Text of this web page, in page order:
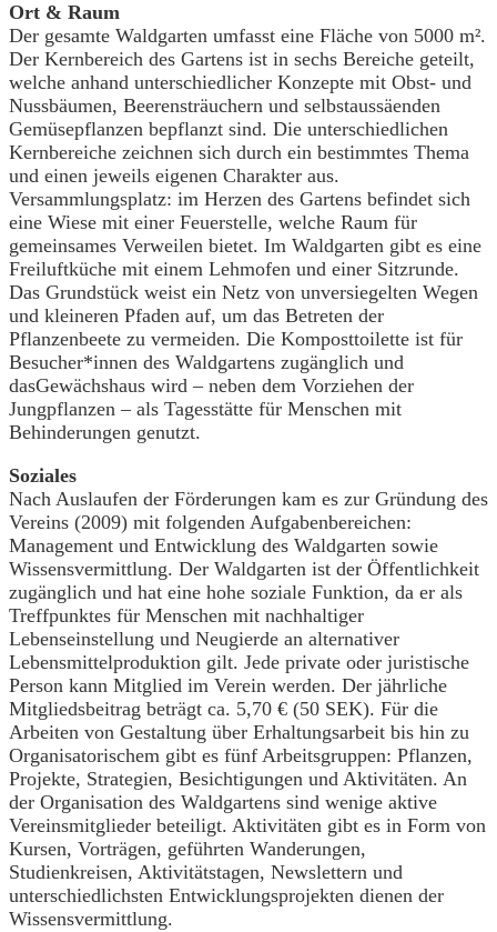
Ort & Raum
Der gesamte Waldgarten umfasst eine Fläche von 5000 m².
Der Kernbereich des Gartens ist in sechs Bereiche geteilt,
welche anhand unterschiedlicher Konzepte mit Obst- und
Nussbäumen, Beerensträuchern und selbstaussäenden
Gemüsepflanzen bepflanzt sind. Die unterschiedlichen
Kernbereiche zeichnen sich durch ein bestimmtes Thema
und einen jeweils eigenen Charakter aus.
Versammlungsplatz: im Herzen des Gartens befindet sich
eine Wiese mit einer Feuerstelle, welche Raum für
gemeinsames Verweilen bietet. Im Waldgarten gibt es eine
Freiluftküche mit einem Lehmofen und einer Sitzrunde.
Das Grundstück weist ein Netz von unversiegelten Wegen
und kleineren Pfaden auf, um das Betreten der
Pflanzenbeete zu vermeiden. Die Komposttoilette ist für
Besucher*innen des Waldgartens zugänglich und
dasGewächshaus wird – neben dem Vorziehen der
Jungpflanzen – als Tagesstätte für Menschen mit
Behinderungen genutzt.
Soziales
Nach Auslaufen der Förderungen kam es zur Gründung des
Vereins (2009) mit folgenden Aufgabenbereichen:
Management und Entwicklung des Waldgarten sowie
Wissensvermittlung. Der Waldgarten ist der Öffentlichkeit
zugänglich und hat eine hohe soziale Funktion, da er als
Treffpunktes für Menschen mit nachhaltiger
Lebenseinstellung und Neugierde an alternativer
Lebensmittelproduktion gilt. Jede private oder juristische
Person kann Mitglied im Verein werden. Der jährliche
Mitgliedsbeitrag beträgt ca. 5,70 € (50 SEK). Für die
Arbeiten von Gestaltung über Erhaltungsarbeit bis hin zu
Organisatorischem gibt es fünf Arbeitsgruppen: Pflanzen,
Projekte, Strategien, Besichtigungen und Aktivitäten. An
der Organisation des Waldgartens sind wenige aktive
Vereinsmitglieder beteiligt. Aktivitäten gibt es in Form von
Kursen, Vorträgen, geführten Wanderungen,
Studienkreisen, Aktivitätstagen, Newslettern und
unterschiedlichsten Entwicklungsprojekten dienen der
Wissensvermittlung.